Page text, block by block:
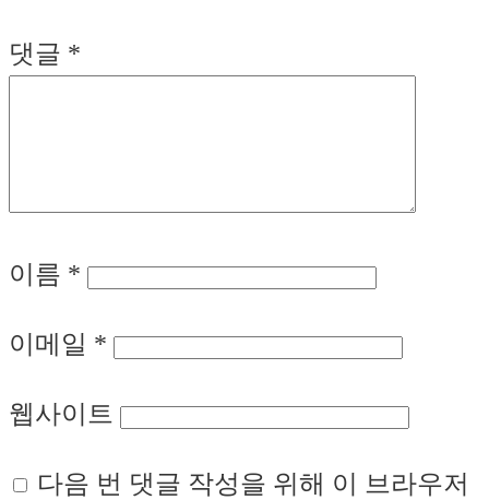
댓글 *
이름 *
이메일 *
웹사이트
다음 번 댓글 작성을 위해 이 브라우저